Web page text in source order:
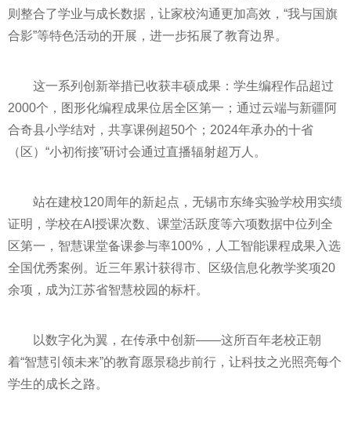
则整合了学业与成长数据，让家校沟通更加高效，“我与国旗
合影”等特色活动的开展，进一步拓展了教育边界。
这一系列创新举措已收获丰硕成果：学生编程作品超过
2000个，图形化编程成果位居全区第一；通过云端与新疆阿
合奇县小学结对，共享课例超50个；2024年承办的十省
（区）“小初衔接”研讨会通过直播辐射超万人。
站在建校120周年的新起点，无锡市东绛实验学校用实绩
证明，学校在AI授课次数、课堂活跃度等六项数据中位列全
区第一，智慧课堂备课参与率100%，人工智能课程成果入选
全国优秀案例。近三年累计获得市、区级信息化教学奖项20
余项，成为江苏省智慧校园的标杆。
以数字化为翼，在传承中创新——这所百年老校正朝
着“智慧引领未来”的教育愿景稳步前行，让科技之光照亮每个
学生的成长之路。